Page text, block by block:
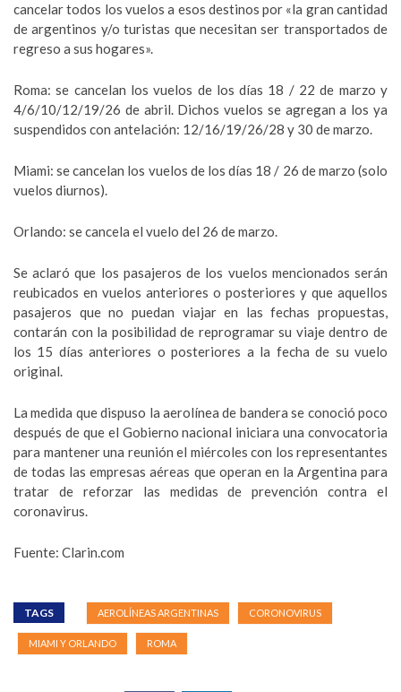
cancelar todos los vuelos a esos destinos por «la gran cantidad
de argentinos y/o turistas que necesitan ser transportados de
regreso a sus hogares».
Roma: se cancelan los vuelos de los días 18 / 22 de marzo y
4/6/10/12/19/26 de abril. Dichos vuelos se agregan a los ya
suspendidos con antelación: 12/16/19/26/28 y 30 de marzo.
Miami: se cancelan los vuelos de los días 18 / 26 de marzo (solo
vuelos diurnos).
Orlando: se cancela el vuelo del 26 de marzo.
Se aclaró que los pasajeros de los vuelos mencionados serán
reubicados en vuelos anteriores o posteriores y que aquellos
pasajeros que no puedan viajar en las fechas propuestas,
contarán con la posibilidad de reprogramar su viaje dentro de
los 15 días anteriores o posteriores a la fecha de su vuelo
original.
La medida que dispuso la aerolínea de bandera se conoció poco
después de que el Gobierno nacional iniciara una convocatoria
para mantener una reunión el miércoles con los representantes
de todas las empresas aéreas que operan en la Argentina para
tratar de reforzar las medidas de prevención contra el
coronavirus.
Fuente: Clarin.com
TAGS AEROLÍNEAS ARGENTINAS CORONOVIRUS
MIAMI Y ORLANDO ROMA